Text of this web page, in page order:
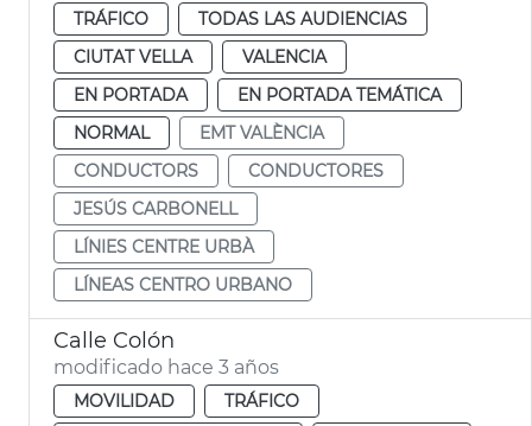
TRÁFICO
TODAS LAS AUDIENCIAS
CIUTAT VELLA
VALENCIA
EN PORTADA
EN PORTADA TEMÁTICA
NORMAL
EMT VALÈNCIA
CONDUCTORS
CONDUCTORES
JESÚS CARBONELL
LÍNIES CENTRE URBÀ
LÍNEAS CENTRO URBANO
Calle Colón
modificado hace 3 años
MOVILIDAD
TRÁFICO